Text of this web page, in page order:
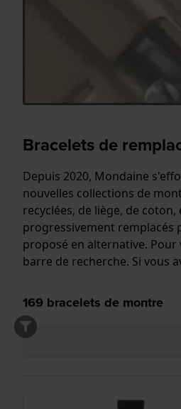
Bracelets de
Depuis 2020, Mondaine
nouvelles collections de
recyclées, de liège, de
progressivement remplacés
proposé en alternative.
barre de recherche. Si vous
169 bracelets de montre